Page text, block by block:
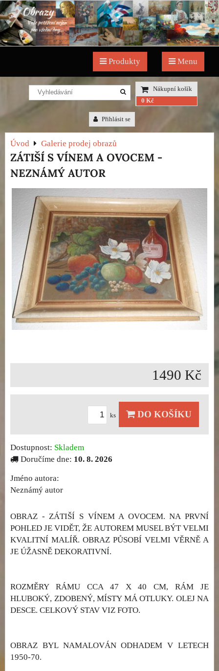
Produkty Menu
Nákupní košík
0 Kč
Přihlásit se
Úvod Galerie prodej obrazů
ZÁTIŠÍ S VÍNEM A OVOCEM -
NEZNÁMÝ AUTOR
1490 Kč
ks DO KOŠÍKU
Dostupnost: Skladem
Doručíme dne: 10. 8. 2026
Jméno autora:
Neznámý autor
OBRAZ - ZÁTIŠÍ S VÍNEM A OVOCEM. NA PRVNÍ
POHLED JE VIDĚT, ŽE AUTOREM MUSEL BÝT VELMI
KVALITNÍ MALÍŘ. OBRAZ PŮSOBÍ VELMI VĚRNĚ A
JE ÚŽASNĚ DEKORATIVNÍ.
ROZMĚRY RÁMU CCA 47 X 40 CM, RÁM JE
HLUBOKÝ, ZDOBENÝ, MÍSTY MÁ OTLUKY. OLEJ NA
DESCE. CELKOVÝ STAV VIZ FOTO.
OBRAZ BYL NAMALOVÁN ODHADEM V LETECH
1950-70.